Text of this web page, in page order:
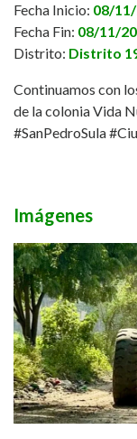
Fecha Inicio: 08/
Fecha Fin: 08/11/
Distrito: Distrito
Continuamos con
de la colonia Vida
#SanPedroSula
Imágenes